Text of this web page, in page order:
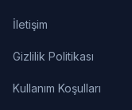
İletişim
Gizlilik Politikası
Kullanım Koşulları